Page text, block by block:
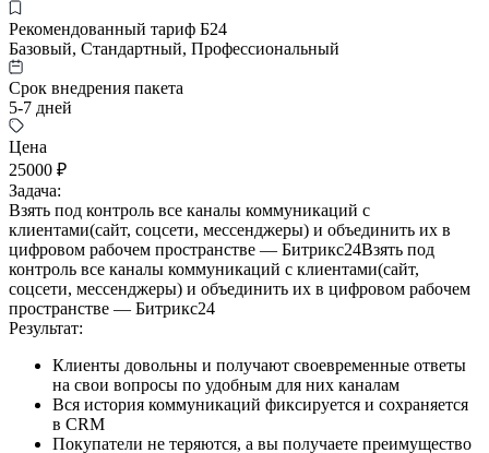
Рекомендованный тариф Б24
Базовый, Стандартный, Профессиональный
Срок внедрения пакета
5-7 дней
Цена
25000 ₽
Задача:
Взять под контроль все каналы коммуникаций с
клиентами(сайт, соцсети, мессенджеры) и объединить их в
цифровом рабочем пространстве — Битрикс24Взять под
контроль все каналы коммуникаций с клиентами(сайт,
соцсети, мессенджеры) и объединить их в цифровом рабочем
пространстве — Битрикс24
Результат:
Клиенты довольны и получают своевременные ответы
на свои вопросы по удобным для них каналам
Вся история коммуникаций фиксируется и сохраняется
в CRM
Покупатели не теряются, а вы получаете преимущество